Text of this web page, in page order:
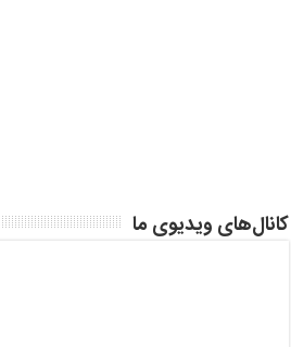
کانال‌های ویدیوی ما